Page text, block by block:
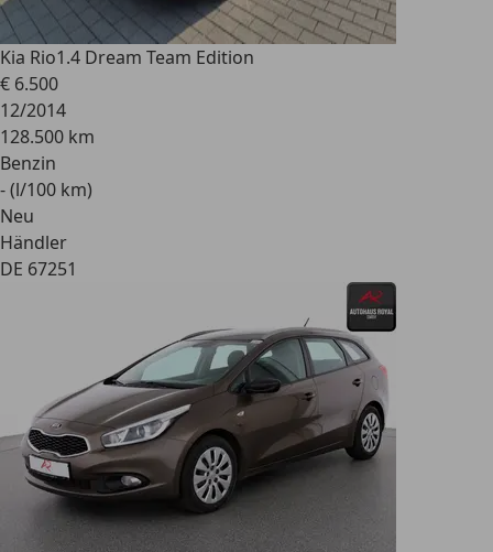
Kia Rio1.4 Dream Team Edition
€ 6.500
12/2014
128.500 km
Benzin
- (l/100 km)
Neu
Händler
DE 67251